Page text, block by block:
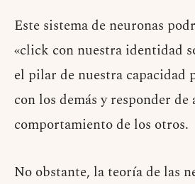
Este sistema de neuronas
«click con nuestra identidad
el pilar de nuestra capacidad
con los demás y responder
comportamiento de los otros.
No obstante, la teoría de las